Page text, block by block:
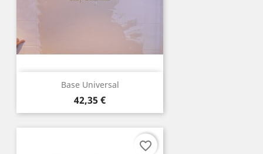
Base Universal
Precio
42,35 €
favorite_border